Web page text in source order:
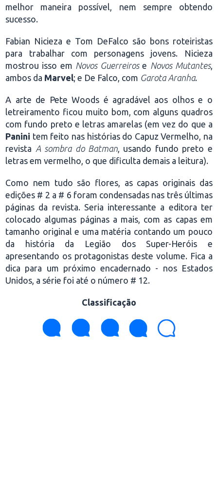
melhor maneira possível, nem sempre obtendo
sucesso.
Fabian Nicieza e Tom DeFalco são bons roteiristas
para trabalhar com personagens jovens. Nicieza
mostrou isso em Novos Guerreirose Novos Mutantes,
ambos da Marvel; e De Falco, com Garota Aranha.
A arte de Pete Woods é agradável aos olhos e o
letreiramento ficou muito bom, com alguns quadros
com fundo preto e letras amarelas (em vez do que a
Panini tem feito nas histórias do Capuz Vermelho, na
revista A sombra do Batman, usando fundo preto e
letras em vermelho, o que dificulta demais a leitura).
Como nem tudo são flores, as capas originais das
edições # 2 a # 6 foram condensadas nas três últimas
páginas da revista. Seria interessante a editora ter
colocado algumas páginas a mais, com as capas em
tamanho original e uma matéria contando um pouco
da história da Legião dos Super-Heróis e
apresentando os protagonistas deste volume. Fica a
dica para um próximo encadernado - nos Estados
Unidos, a série foi até o número # 12.
Classificação